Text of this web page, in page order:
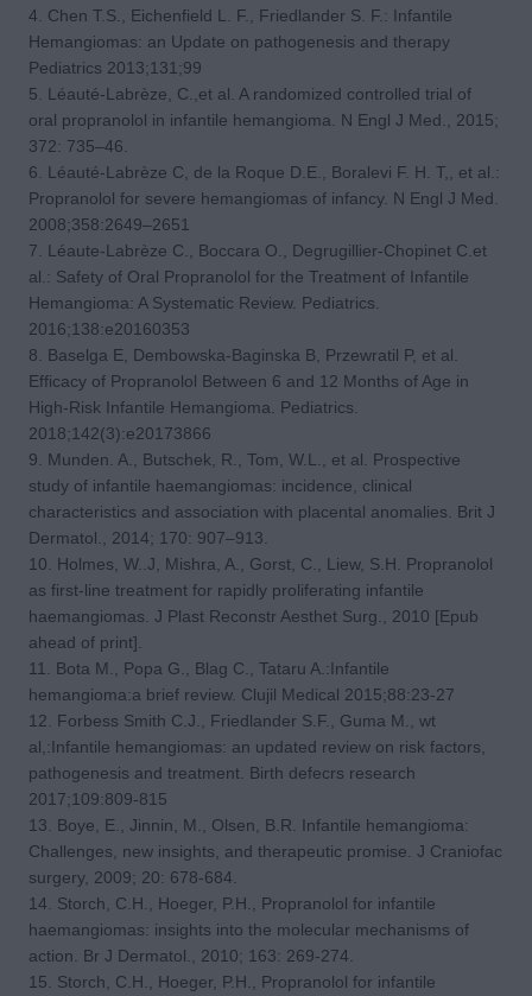
4. Chen T.S., Eichenfield L. F., Friedlander S. F.: Infantile
Hemangiomas: an Update on pathogenesis and therapy
Pediatrics 2013;131;99
5. Léauté-Labrèze, C.,et al. A randomized controlled trial of
oral propranolol in infantile hemangioma. N Engl J Med., 2015;
372: 735–46.
6. Léauté-Labrèze C, de la Roque D.E., Boralevi F. H. T,, et al.:
Propranolol for severe hemangiomas of infancy. N Engl J Med.
2008;358:2649–2651
7. Léaute-Labrèze C., Boccara O., Degrugillier-Chopinet C.et
al.: Safety of Oral Propranolol for the Treatment of Infantile
Hemangioma: A Systematic Review. Pediatrics.
2016;138:e20160353
8. Baselga E, Dembowska-Baginska B, Przewratil P, et al.
Efficacy of Propranolol Between 6 and 12 Months of Age in
High-Risk Infantile Hemangioma. Pediatrics.
2018;142(3):e20173866
9. Munden. A., Butschek, R., Tom, W.L., et al. Prospective
study of infantile haemangiomas: incidence, clinical
characteristics and association with placental anomalies. Brit J
Dermatol., 2014; 170: 907–913.
10. Holmes, W..J, Mishra, A., Gorst, C., Liew, S.H. Propranolol
as first-line treatment for rapidly proliferating infantile
haemangiomas. J Plast Reconstr Aesthet Surg., 2010 [Epub
ahead of print].
11. Bota M., Popa G., Blag C., Tataru A.:Infantile
hemangioma:a brief review. Clujil Medical 2015;88:23-27
12. Forbess Smith C.J., Friedlander S.F., Guma M., wt
al,:Infantile hemangiomas: an updated review on risk factors,
pathogenesis and treatment. Birth defecrs research
2017;109:809-815
13. Boye, E., Jinnin, M., Olsen, B.R. Infantile hemangioma:
Challenges, new insights, and therapeutic promise. J Craniofac
surgery, 2009; 20: 678-684.
14. Storch, C.H., Hoeger, P.H., Propranolol for infantile
haemangiomas: insights into the molecular mechanisms of
action. Br J Dermatol., 2010; 163: 269-274.
15. Storch, C.H., Hoeger, P.H., Propranolol for infantile